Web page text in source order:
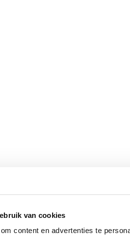
van cookies
content en advertenties te